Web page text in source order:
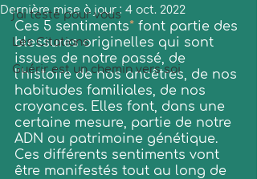
j'ai testé pour vous
Les Citations
Guérir est un chemin vers soi
Dernière mise à jour : 4 oct. 2022
Ces 5 sentiments* font partie des
blessures originelles qui sont
issues de notre passé, de
l’histoire de nos ancêtres, de nos
habitudes familiales, de nos
croyances. Elles font, dans une
certaine mesure, partie de notre
ADN ou patrimoine génétique.
Ces différents sentiments vont
être manifestés tout au long de